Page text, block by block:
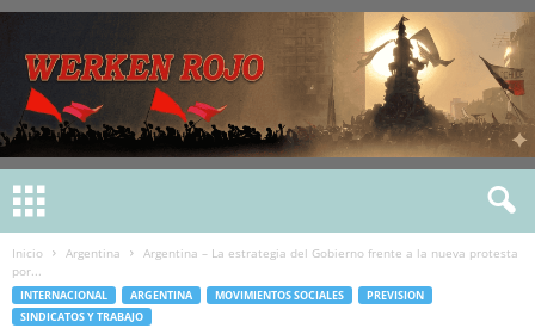
Inicio Argentina
Argentina – La estrategia del Gobierno frente a la nueva protesta
por...
INTERNACIONAL ARGENTINA MOVIMIENTOS SOCIALES
PREVISION
SINDICATOS Y TRABAJO